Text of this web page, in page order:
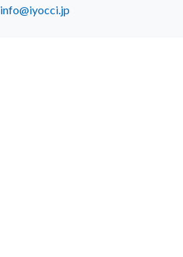
info@iyocci.jp